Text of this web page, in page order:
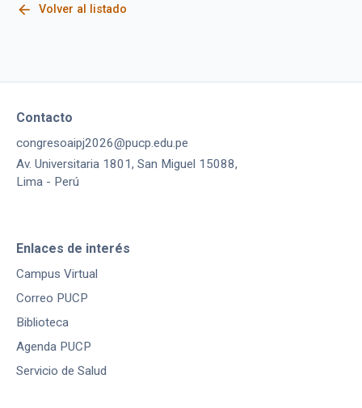
arrow_back Volver al listado
Contacto
congresoaipj2026@pucp.edu.pe
Av. Universitaria 1801, San Miguel 15088,
Lima - Perú
Enlaces de interés
Campus Virtual
Correo PUCP
Biblioteca
Agenda PUCP
Servicio de Salud